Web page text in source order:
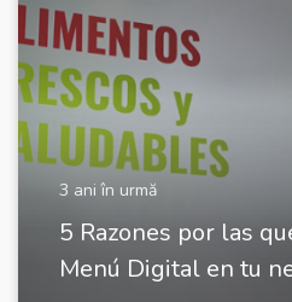
3 ani în urmă
5 Razones por las
Menú Digital en tu